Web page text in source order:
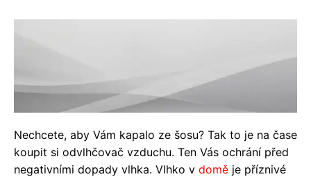
Nechcete, aby Vám kapalo ze šosu? Tak to je na čase
koupit si odvlhčovač vzduchu. Ten Vás ochrání před
negativními dopady vlhka. Vlhko v domě je příznivé